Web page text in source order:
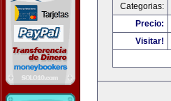
Categorias:
Precio:
Visitar!